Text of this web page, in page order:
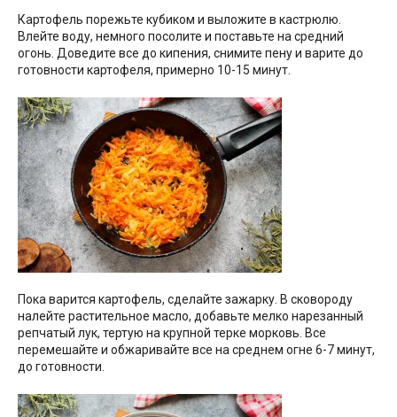
Картофель порежьте кубиком и выложите в кастрюлю.
Влейте воду, немного посолите и поставьте на средний
огонь. Доведите все до кипения, снимите пену и варите до
готовности картофеля, примерно 10-15 минут.
Пока варится картофель, сделайте зажарку. В сковороду
налейте растительное масло, добавьте мелко нарезанный
репчатый лук, тертую на крупной терке морковь. Все
перемешайте и обжаривайте все на среднем огне 6-7 минут,
до готовности.